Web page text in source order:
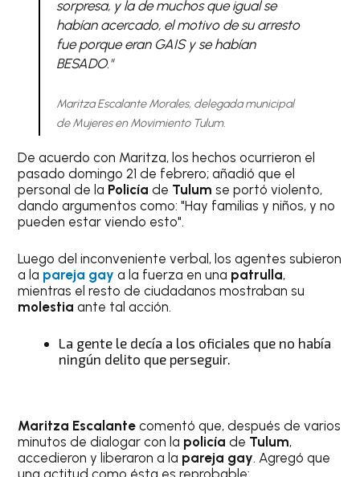
sorpresa, y la de muchos que igual se
habían acercado, el motivo de su arresto
fue porque eran GAIS y se habían
BESADO."
Maritza Escalante Morales, delegada municipal
de Mujeres en Movimiento Tulum.
De acuerdo con Maritza, los hechos ocurrieron el
pasado domingo 21 de febrero; añadió que el
personal de la Policíade Tulumse portó violento,
dando argumentos como: "Hay familias y niños, y no
pueden estar viendo esto".
Luego del inconveniente verbal, los agentes subieron
a la pareja gay a la fuerza en una patrulla,
mientras el resto de ciudadanos mostraban su
molestiaante tal acción.
La gente le decía a los oficiales que no había
ningún delito que perseguir.
Maritza Escalante comentó que, después de varios
minutos de dialogar con la policíade Tulum,
accedieron y liberaron a la pareja gay. Agregó que
una actitud como ésta es reprobable: